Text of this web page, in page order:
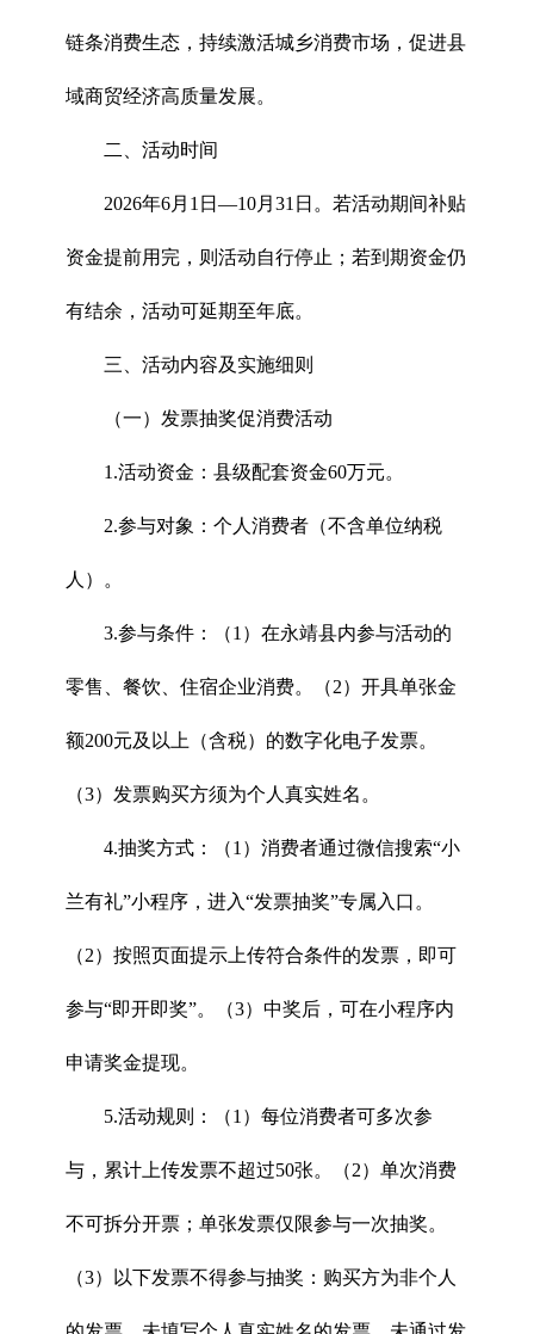
链条消费生态，持续激活城乡消费市场，促进县
域商贸经济高质量发展。
二、活动时间
2026年6月1日—10月31日。若活动期间补贴
资金提前用完，则活动自行停止；若到期资金仍
有结余，活动可延期至年底。
三、活动内容及实施细则
（一）发票抽奖促消费活动
1.活动资金：县级配套资金60万元。
2.参与对象：个人消费者（不含单位纳税
人）。
3.参与条件：（1）在永靖县内参与活动的
零售、餐饮、住宿企业消费。（2）开具单张金
额200元及以上（含税）的数字化电子发票。
（3）发票购买方须为个人真实姓名。
4.抽奖方式：（1）消费者通过微信搜索“小
兰有礼”小程序，进入“发票抽奖”专属入口。
（2）按照页面提示上传符合条件的发票，即可
参与“即开即奖”。（3）中奖后，可在小程序内
申请奖金提现。
5.活动规则：（1）每位消费者可多次参
与，累计上传发票不超过50张。（2）单次消费
不可拆分开票；单张发票仅限参与一次抽奖。
（3）以下发票不得参与抽奖：购买方为非个人